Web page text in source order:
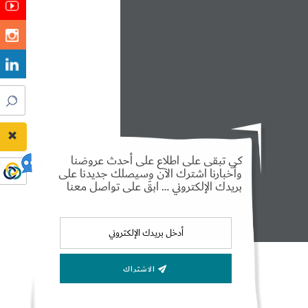
كي تبقى على اطلاع على أحدث عروضنا
وأخبارنا اشترك الآن وسيصلك جديدنا على
بريدك الإلكتروني … ابقَ على تواصل معنا